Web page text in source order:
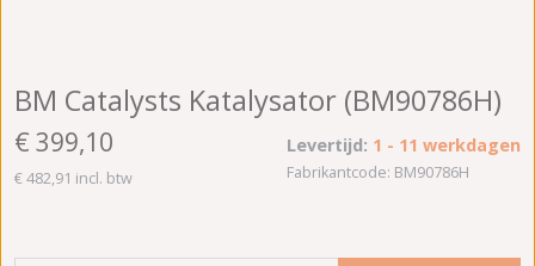
BM Catalysts Katalysator (BM90786H)
€ 399,10
€ 482,91 incl. btw
Levertijd: 1 - 11 werkdagen
Fabrikantcode: BM90786H